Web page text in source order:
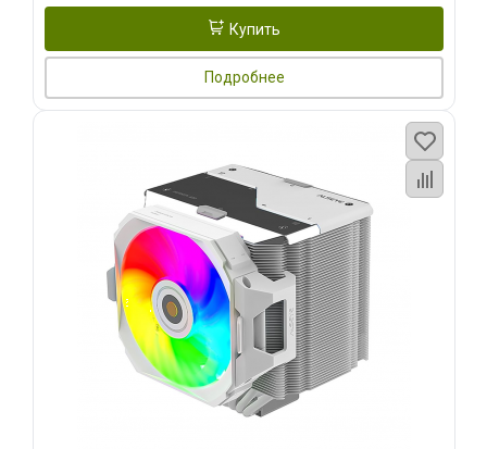
Купить
Подробнее